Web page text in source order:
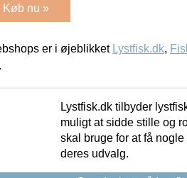
Køb nu »
er i øjeblikket Lystfisk.dk,
Lystfisk.dk tilbyder
muligt at sidde stille og
skal bruge for at få
deres udvalg.